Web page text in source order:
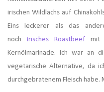
irischen Wildlachs auf
Eins leckerer als das
noch
irisches Roastbeef mit
Kernölmarinade. Ich war an
vegetarische Alternative, da
durchgebratenem Fleisch habe.